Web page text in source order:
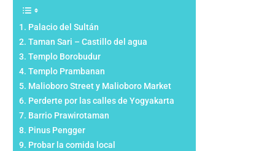
Palacio del Sultán
Taman Sari – Castillo del agua
Templo Borobudur
Templo Prambanan
Malioboro Street y Malioboro Market
Perderte por las calles de Yogyakarta
Barrio Prawirotaman
Pinus Pengger
Probar la comida local